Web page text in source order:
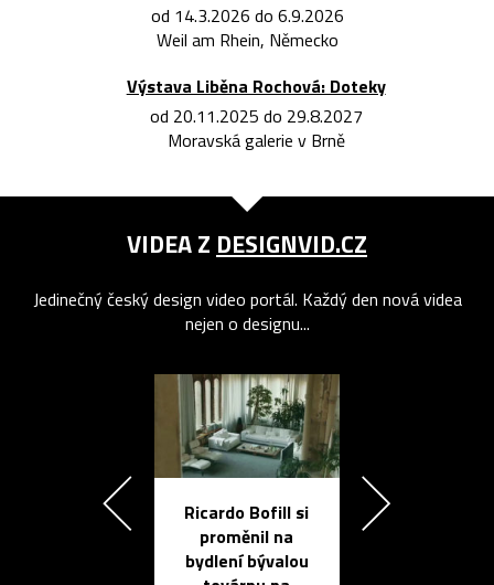
od 14.3.2026 do 6.9.2026
Weil am Rhein, Německo
Výstava Liběna Rochová: Doteky
od 20.11.2025 do 29.8.2027
Moravská galerie v Brně
VIDEA Z DESIGNVID.CZ
Jedinečný český design video portál. Každý den nová videa
nejen o designu...
Ricardo Bofill si
proměnil na
bydlení bývalou